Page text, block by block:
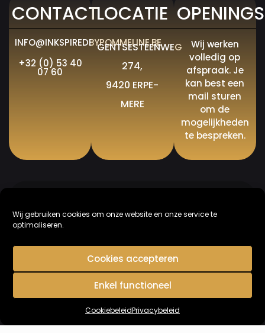
Wij gebruiken cookies om onze website en onze service te
optimaliseren.
Cookies accepteren
Enkel functioneel
CookiebeleidPrivacybeleid
CONTACT
INFO@INKSPIREDBYPOMMELINE.BE
+32 (0) 53 40
07 60
LOCATIE
GENTSESTEENWEG
274,
9420 ERPE-
MERE
Wij werken
volledig op
afspraak. Je
kan best een
mail sturen
om de
mogelijkheden
te bespreken.
Stap1van2
(Vereist)
(Vereist)